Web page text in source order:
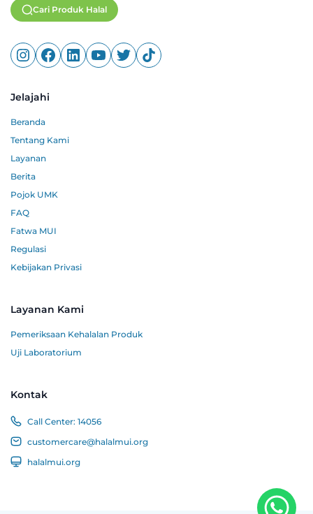
Cari Produk Halal
Jelajahi
Beranda
Tentang Kami
Layanan
Berita
Pojok UMK
FAQ
Fatwa MUI
Regulasi
Kebijakan Privasi
Layanan Kami
Pemeriksaan Kehalalan Produk
Uji Laboratorium
Kontak
Call Center: 14056
customercare@halalmui.org
halalmui.org